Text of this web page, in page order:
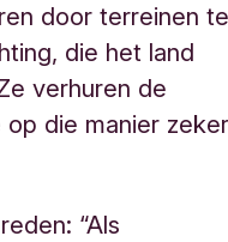
door terreinen te
die het land
verhuren de
die manier zeker
“Als